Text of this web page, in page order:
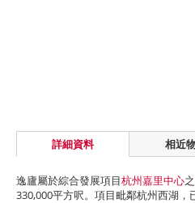
詳細資料 相近
逸廬屬於綜合發展項目杭州嘉里中心
330,000平方呎。項目毗鄰杭州西湖，